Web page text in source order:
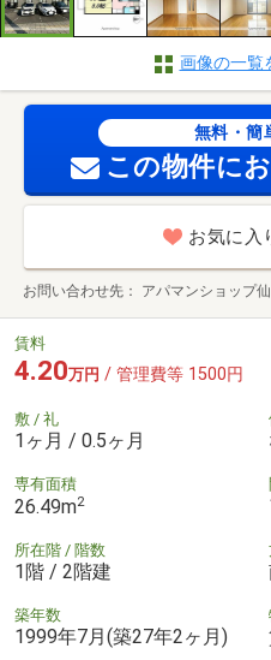
画像の一覧
無料・簡
この物件に
お気に入
お問い合わせ先 アパマンショップ
賃料
4.20万円 / 管理費等 1500円
敷 / 礼
1ヶ月 / 0.5ヶ月
専有面積
26.49m2
所在階 / 階数
1階 / 2階建
築年数
1999年7月(築27年2ヶ月)